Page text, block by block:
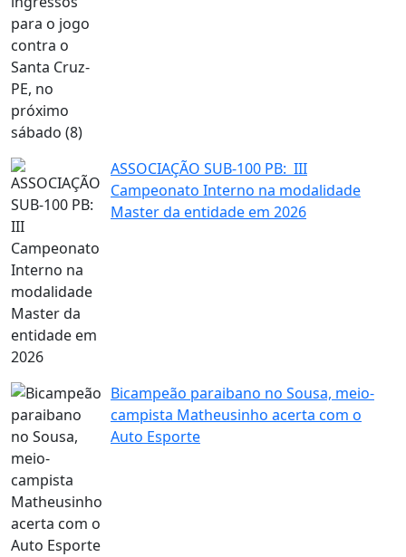
ASSOCIAÇÃO SUB-100 PB: III
Campeonato Interno na modalidade
Master da entidade em 2026
Bicampeão paraibano no Sousa, meio-
campista Matheusinho acerta com o
Auto Esporte